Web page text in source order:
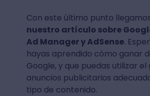
Con este último punto
nuestro artículo sobre
Ad Manager y AdSense.
hayas aprendido cómo ganar
Google, y que puedas utilizar
anuncios publicitarios
tipo de contenido.